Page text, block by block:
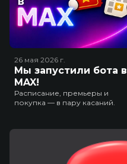
26 мая 2026 г.
Мы запустили бота в
MAX!
Расписание, премьеры и
покупка — в пару касаний.